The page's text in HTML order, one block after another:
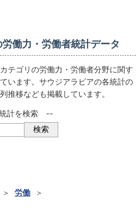
労働力・労働者統計データ
テゴリの労働力・労働者分野に関す
います。サウジアラビアの各統計の
推移なども掲載しています。
計を検索 --
＞ 労働 ＞